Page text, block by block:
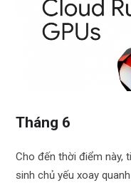
Tháng 6
Cho đến thời điểm này,
sinh chủ yếu xoay